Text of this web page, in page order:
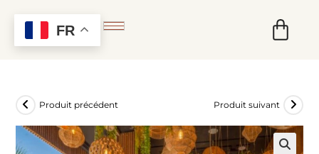
Produit précédent Produit suivant
FR